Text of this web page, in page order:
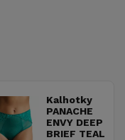
Kalhotky
PANACHE
ENVY DEEP
BRIEF TEAL